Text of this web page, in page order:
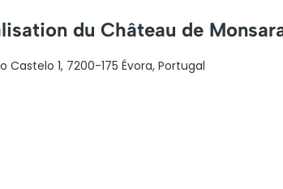
du Château de
Castelo 1, 7200-175 Évora, Portugal